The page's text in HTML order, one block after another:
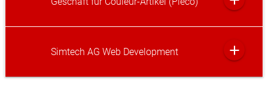
Simtech AG Web Development add